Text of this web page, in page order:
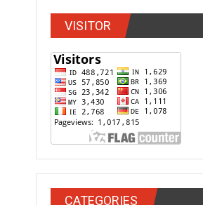
VISITOR
CATEGORIES